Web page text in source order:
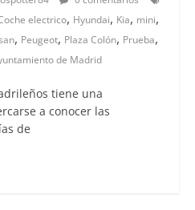
electrico, Hyundai, Kia, mini,
, Peugeot, Plaza Colón, Prueba,
de Madrid
tiene una
a conocer las
de